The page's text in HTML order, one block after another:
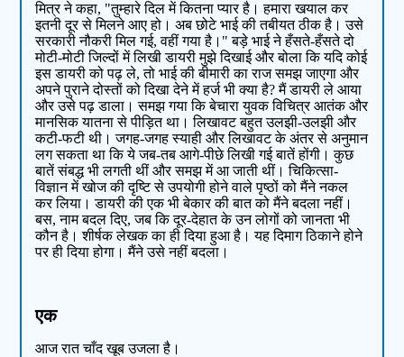
मित्र ने कहा, "तुम्हारे दिल में कितना प्यार है। हमारा खयाल कर
इतनी दूर से मिलने आए हो। अब छोटे भाई की तबीयत ठीक है। उसे
सरकारी नौकरी मिल गई, वहीं गया है।" बड़े भाई ने हँसते-हँसते दो
मोटी-मोटी जिल्दों में लिखी डायरी मुझे दिखाई और बोला कि यदि कोई
इस डायरी को पढ़ ले, तो भाई की बीमारी का राज समझ जाएगा और
अपने पुराने दोस्तों को दिखा देने में हर्ज भी क्या है? मैं डायरी ले आया
और उसे पढ़ डाला। समझ गया कि बेचारा युवक विचित्र आतंक और
मानसिक यातना से पीड़ित था। लिखावट बहुत उलझी-उलझी और
कटी-फटी थी। जगह-जगह स्याही और लिखावट के अंतर से अनुमान
लग सकता था कि ये जब-तब आगे-पीछे लिखी गई बातें होंगी। कुछ
बातें संबद्ध भी लगती थीं और समझ में आ जाती थीं। चिकित्सा-
विज्ञान में खोज की दृष्टि से उपयोगी होने वाले पृष्ठों को मैंने नकल
कर लिया। डायरी की एक भी बेकार की बात को मैंने बदला नहीं।
बस, नाम बदल दिए, जब कि दूर-देहात के उन लोगों को जानता भी
कौन है। शीर्षक लेखक का ही दिया हुआ है। यह दिमाग ठिकाने होने
पर ही दिया होगा। मैंने उसे नहीं बदला।
एक
आज रात चाँद खूब उजला है।